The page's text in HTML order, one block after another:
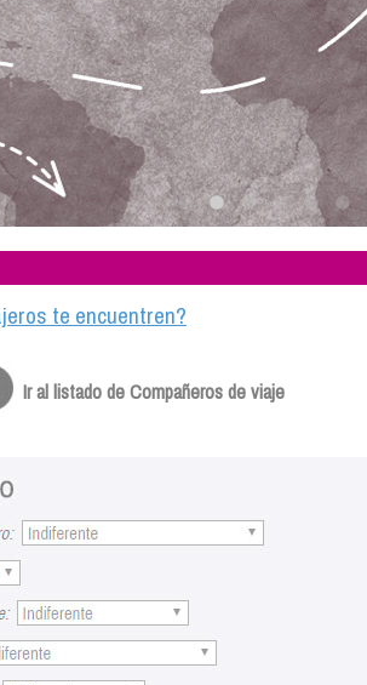
te encuentren?
Ir al listado de Compañeros de viaje